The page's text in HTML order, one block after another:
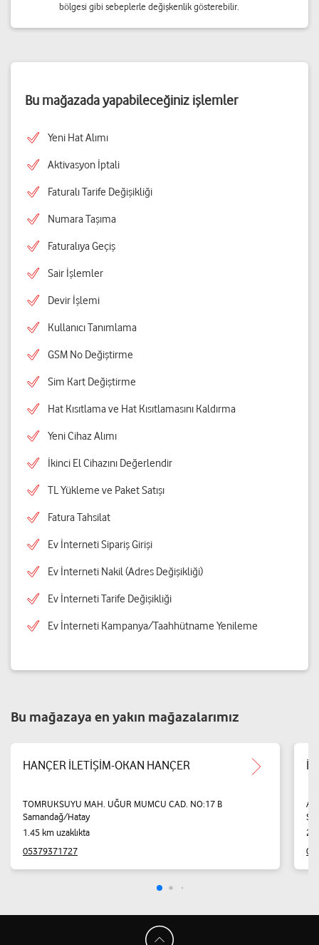
bölgesi gibi sebeplerle değişkenlik gösterebilir.
Bu mağazada yapabileceğiniz işlemler
Yeni Hat Alımı
Aktivasyon İptali
Faturalı Tarife Değişikliği
Numara Taşıma
Faturalıya Geçiş
Sair İşlemler
Devir İşlemi
Kullanıcı Tanımlama
GSM No Değiştirme
Sim Kart Değiştirme
Hat Kısıtlama ve Hat Kısıtlamasını Kaldırma
Yeni Cihaz Alımı
İkinci El Cihazını Değerlendir
TL Yükleme ve Paket Satışı
Fatura Tahsilat
Ev İnterneti Sipariş Girişi
Ev İnterneti Nakil (Adres Değişikliği)
Ev İnterneti Tarife Değişikliği
Ev İnterneti Kampanya/Taahhütname Yenileme
Bu mağazaya en yakın mağazalarımız
HANÇER İLETİŞİM-OKAN HANÇER
TOMRUKSUYU MAH. UĞUR MUMCU CAD. NO:17 B
Samandağ/Hatay
1.45 km uzaklıkta
05379371727